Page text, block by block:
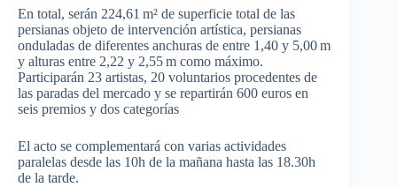
En total, serán 224,61 m² de superficie total de las
persianas objeto de intervención artística, persianas
onduladas de diferentes anchuras de entre 1,40 y 5,00 m
y alturas entre 2,22 y 2,55 m como máximo.
Participarán 23 artistas, 20 voluntarios procedentes de
las paradas del mercado y se repartirán 600 euros en
seis premios y dos categorías
El acto se complementará con varias actividades
paralelas desde las 10h de la mañana hasta las 18.30h
de la tarde.